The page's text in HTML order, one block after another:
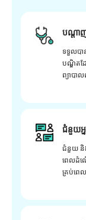
បណ្តា
ទទួលបាន
បណ្ឌិតដ
ព្យាបា
ជំនួយអ្ន
ជំនួយ និង
ពេលដំណ
គ្រប់ពេ